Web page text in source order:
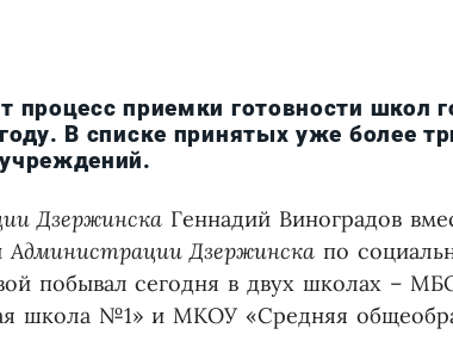
процесс приемки готовности школ
В списке принятых уже более
Дзержинска Геннадий Виноградов
Администрации Дзержинска по
побывал сегодня в двух школах –
школа №1» и МКОУ «Средняя